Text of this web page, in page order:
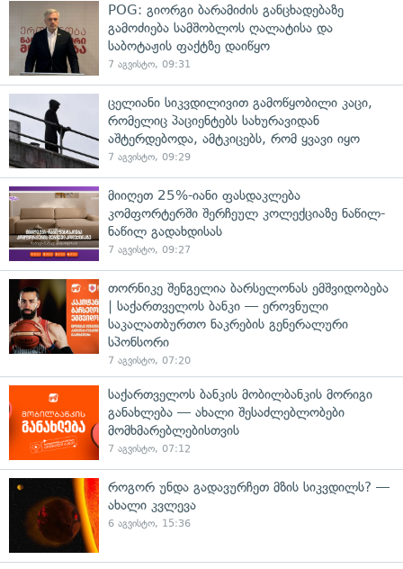
POG: გიორგი ბარამიძის განცხადებაზე
გამოძიება სამშობლოს ღალატისა და
საბოტაჟის ფაქტზე დაიწყო
7 აგვისტო, 09:31
ცელიანი სიკვდილივით გამოწყობილი კაცი,
რომელიც პაციენტებს სახურავიდან
აშტერდებოდა, ამტკიცებს, რომ ყვავი იყო
7 აგვისტო, 09:29
მიიღეთ 25%-იანი ფასდაკლება
კომფორტერში შერჩეულ კოლექციაზე ნაწილ-
ნაწილ გადახდისას
7 აგვისტო, 09:27
თორნიკე შენგელია ბარსელონას ემშვიდობება
| საქართველოს ბანკი — ეროვნული
საკალათბურთო ნაკრების გენერალური
სპონსორი
7 აგვისტო, 07:20
საქართველოს ბანკის მობილბანკის მორიგი
განახლება — ახალი შესაძლებლობები
მომხმარებლებისთვის
7 აგვისტო, 07:12
როგორ უნდა გადავურჩეთ მზის სიკვდილს? —
ახალი კვლევა
6 აგვისტო, 15:36